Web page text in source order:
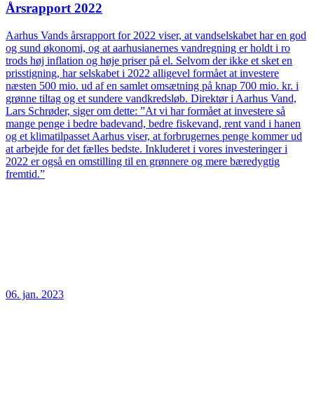
Årsrapport 2022
Aarhus Vands årsrapport for 2022 viser, at vandselskabet har en god
og sund økonomi, og at aarhusianernes vandregning er holdt i ro
trods høj inflation og høje priser på el. Selvom der ikke et sket en
prisstigning, har selskabet i 2022 alligevel formået at investere
næsten 500 mio. ud af en samlet omsætning på knap 700 mio. kr. i
grønne tiltag og et sundere vandkredsløb. Direktør i Aarhus Vand,
Lars Schrøder, siger om dette: ”At vi har formået at investere så
mange penge i bedre badevand, bedre fiskevand, rent vand i hanen
og et klimatilpasset Aarhus viser, at forbrugernes penge kommer ud
at arbejde for det fælles bedste. Inkluderet i vores investeringer i
2022 er også en omstilling til en grønnere og mere bæredygtig
fremtid.”
06. jan. 2023